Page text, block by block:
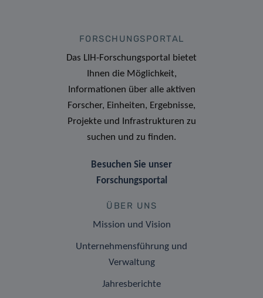
FORSCHUNGSPORTAL
Das LIH-Forschungsportal bietet
Ihnen die Möglichkeit,
Informationen über alle aktiven
Forscher, Einheiten, Ergebnisse,
Projekte und Infrastrukturen zu
suchen und zu finden.
Besuchen Sie unser
Forschungsportal
ÜBER UNS
Mission und Vision
Unternehmensführung und
Verwaltung
Jahresberichte